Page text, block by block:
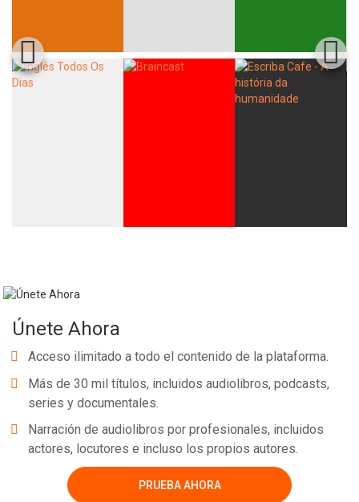
Únete Ahora
Acceso ilimitado a todo el contenido de la plataforma.
Más de 30 mil títulos, incluidos audiolibros, podcasts,
series y documentales.
Narración de audiolibros por profesionales, incluidos
actores, locutores e incluso los propios autores.
PRUEBA AHORA